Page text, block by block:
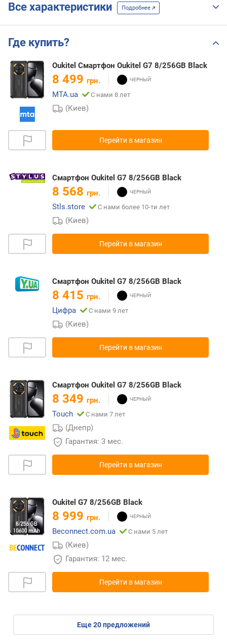
Все характеристики Подробнее
Где купить?
Oukitel Смартфон Oukitel G7 8/256GB Black
8 499 грн.
MTA.ua
С нами 8 лет
(Киев)
Перейти в магазин
Смартфон Oukitel G7 8/256GB Black
8 568 грн.
Stls.store
С нами более 10-ти лет
(Киев)
Перейти в магазин
Смартфон Oukitel G7 8/256GB Black
8 415 грн.
Цифра
С нами 9 лет
(Киев)
Перейти в магазин
Смартфон Oukitel G7 8/256GB Black
8 349 грн.
Touch
С нами 7 лет
(Днепр)
Гарантия: 3 мес.
Перейти в магазин
Oukitel G7 8/256GB Black
8 999 грн.
Beconnect.com.ua
С нами 5 лет
(Киев)
Гарантия: 12 мес.
Перейти в магазин
eще20предложений